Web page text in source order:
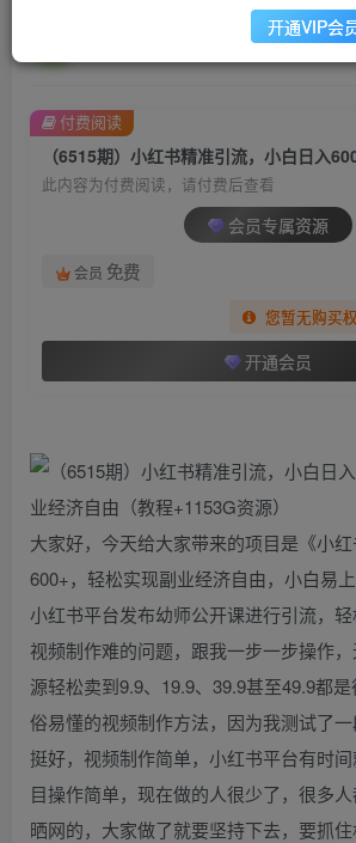
此内容为付费阅读，请付费后查看
会员专属资源
会员 免费
您暂无购买
开通会员
付费阅读
大家好，今天给大家带来的项目是《小
600+，轻松实现副业经济自由，小白易
小红书平台发布幼师公开课进行引流，轻
视频制作难的问题，跟我一步一步操作
源轻松卖到9.9、19.9、39.9甚至49.9都
俗易懂的视频制作方法，因为我测试了
挺好，视频制作简单，小红书平台有时
目操作简单，现在做的人很少了，很多
晒网的，大家做了就要坚持下去，要抓住
开通VIP会